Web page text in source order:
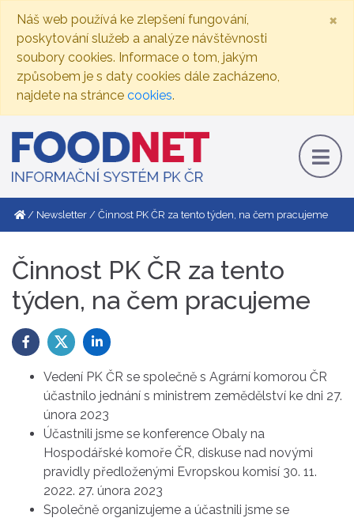
Náš web používá ke zlepšení fungování,
poskytování služeb a analýze návštěvnosti
soubory cookies. Informace o tom, jakým
způsobem je s daty cookies dále zacházeno,
najdete na stránce cookies.
×
Newsletter Činnost PK ČR za tento týden, na čem pracujeme
Činnost PK ČR za tento
týden, na čem pracujeme
Vedení PK ČR se společně s Agrární komorou ČR
účastnilo jednání s ministrem zemědělství ke dni 27.
února 2023
Účastnili jsme se konference Obaly na
Hospodářské komoře ČR, diskuse nad novými
pravidly předloženými Evropskou komisí 30. 11.
2022. 27. února 2023
Společně organizujeme a účastnili jsme se